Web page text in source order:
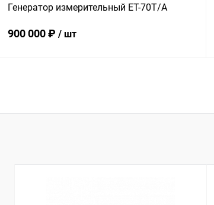
Генератор измерительный ET-70T/A
900 000 ₽ / шт
Купить в 1 клик Сравнение